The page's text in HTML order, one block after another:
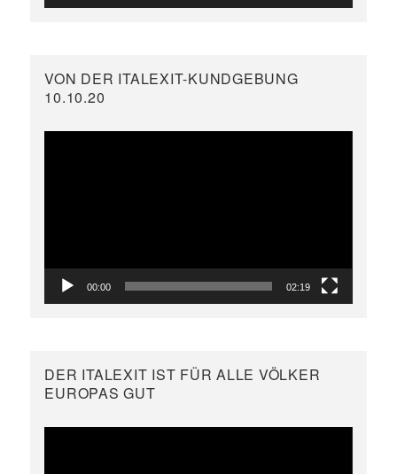
VON DER ITALEXIT-KUNDGEBUNG
10.10.20
00:00 02:19
DER ITALEXIT IST FÜR ALLE VÖLKER
EUROPAS GUT